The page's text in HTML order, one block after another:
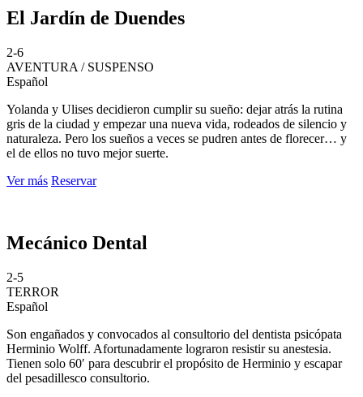
El Jardín de Duendes
2-6
AVENTURA / SUSPENSO
Español
Yolanda y Ulises decidieron cumplir su sueño: dejar atrás la rutina
gris de la ciudad y empezar una nueva vida, rodeados de silencio y
naturaleza. Pero los sueños a veces se pudren antes de florecer… y
el de ellos no tuvo mejor suerte.
Ver más Reservar
Mecánico Dental
2-5
TERROR
Español
Son engañados y convocados al consultorio del dentista psicópata
Herminio Wolff. Afortunadamente lograron resistir su anestesia.
Tienen solo 60′ para descubrir el propósito de Herminio y escapar
del pesadillesco consultorio.